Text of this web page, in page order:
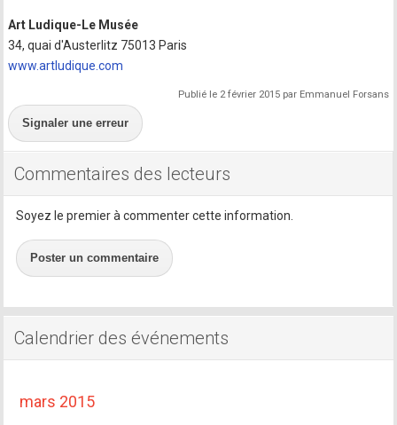
Art Ludique-Le Musée
34, quai d'Austerlitz 75013 Paris
www.artludique.com
Publié le 2 février 2015 par Emmanuel Forsans
Signaler une erreur
Commentaires des lecteurs
Soyez le premier à commenter cette information.
Poster un commentaire
Calendrier des événements
mars 2015